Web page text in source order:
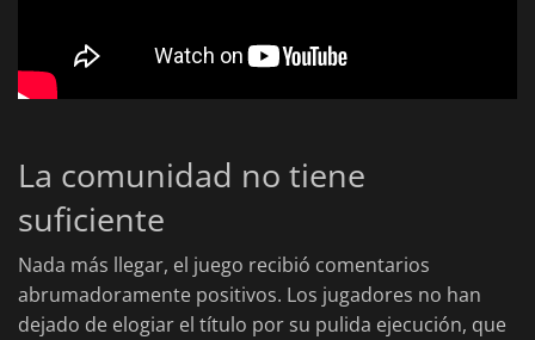
La comunidad no tiene
suficiente
Nada más llegar, el juego recibió comentarios
abrumadoramente positivos. Los jugadores no han
dejado de elogiar el título por su pulida ejecución, que